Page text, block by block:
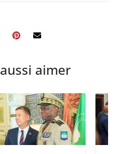
aimer